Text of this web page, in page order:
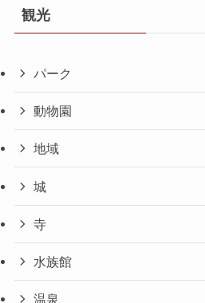
観光
パーク
動物園
地域
城
寺
水族館
温泉